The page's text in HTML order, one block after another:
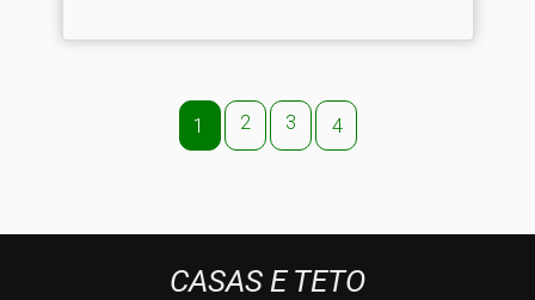
1 2 3 4
CASAS E TETO